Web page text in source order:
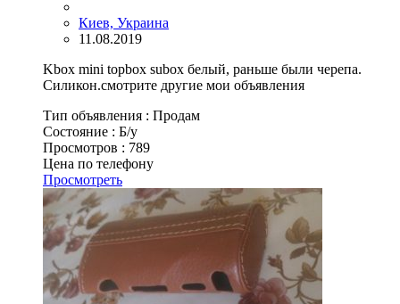
Киев, Украина
11.08.2019
Kbox mini topbox subox белый, раньше были черепа.
Силикон.смотрите другие мои объявления
Тип объявления : Продам
Состояние : Б/у
Просмотров : 789
Цена по телефону
Просмотреть